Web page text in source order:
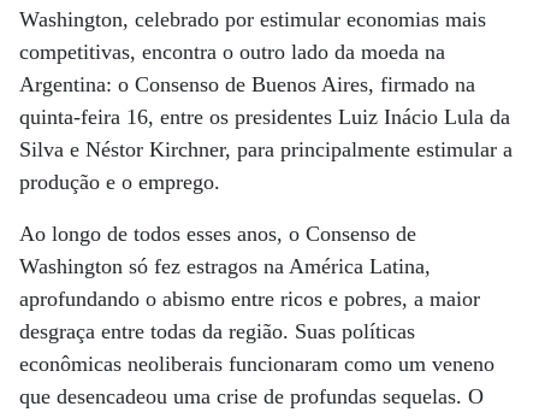
Washington, celebrado por estimular economias mais
competitivas, encontra o outro lado da moeda na
Argentina: o Consenso de Buenos Aires, firmado na
quinta-feira 16, entre os presidentes Luiz Inácio Lula da
Silva e Néstor Kirchner, para principalmente estimular a
produção e o emprego.
Ao longo de todos esses anos, o Consenso de
Washington só fez estragos na América Latina,
aprofundando o abismo entre ricos e pobres, a maior
desgraça entre todas da região. Suas políticas
econômicas neoliberais funcionaram como um veneno
que desencadeou uma crise de profundas sequelas. O